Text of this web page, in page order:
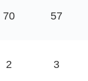
70 57
2 3